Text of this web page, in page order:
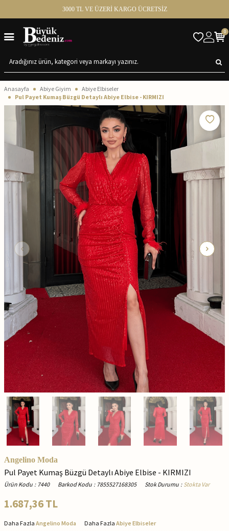
3000 TL VE ÜZERİ KARGO ÜCRETSİZ
0
Anasayfa Abiye Giyim
Abiye Elbiseler
Pul Payet Kumaş Büzgü Detaylı Abiye Elbise - KIRMIZI
Angelino Moda
Pul Payet Kumaş Büzgü Detaylı Abiye Elbise - KIRMIZI
Ürün Kodu : 7440 Barkod Kodu : 7855527168305 Stok Durumu : Stokta Var
1.687,36TL
Daha Fazla Angelino Moda Daha Fazla Abiye Elbiseler